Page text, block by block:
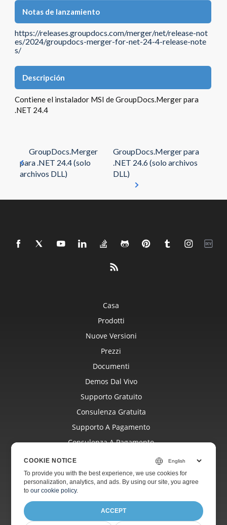
Notas de lanzamiento
https://releases.groupdocs.com/merger/net/release-not
es/2024/groupdocs-merger-for-net-24-4-release-note
s/
Descripción
Contiene el instalador MSI de GroupDocs.Merger para
.NET 24.4
GroupDocs.Merger
para .NET 24.4 (solo
archivos DLL)
GroupDocs.Merger para
.NET 24.6 (solo archivos
DLL)
Casa
Prodotti
Nuove Versioni
Prezzi
Documenti
Demos Dal Vivo
Supporto Gratuito
Consulenza Gratuita
Supporto A Pagamento
Consulenza A Pagamento
Siti Web
COOKIE NOTICE
To provide you with the best experience, we use cookies for
personalization, analytics, and ads. By using our site, you agree
toour cookie policy.
ACCEPT